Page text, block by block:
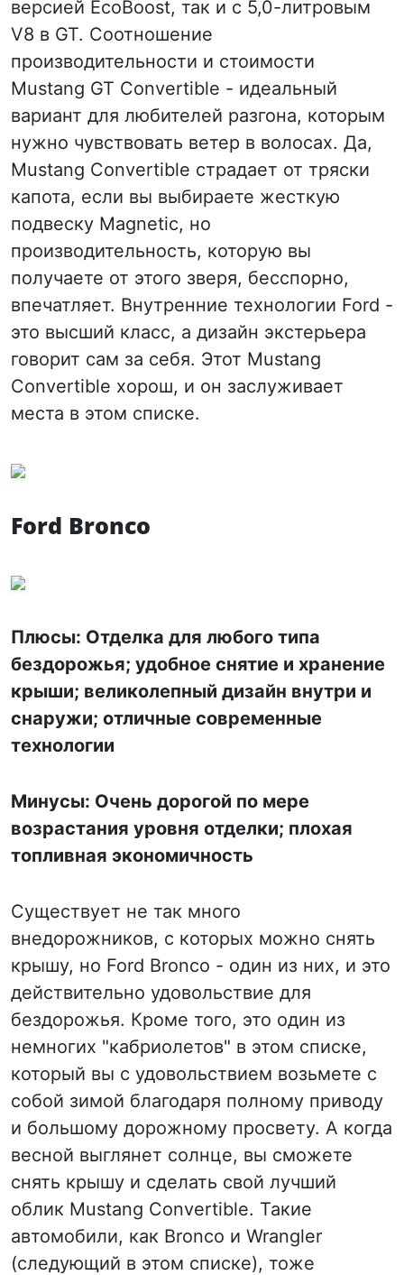
версией EcoBoost, так и с 5,0-литровым
V8 в GT. Соотношение
производительности и стоимости
Mustang GT Convertible - идеальный
вариант для любителей разгона, которым
нужно чувствовать ветер в волосах. Да,
Mustang Convertible страдает от тряски
капота, если вы выбираете жесткую
подвеску Magnetic, но
производительность, которую вы
получаете от этого зверя, бесспорно,
впечатляет. Внутренние технологии Ford -
это высший класс, а дизайн экстерьера
говорит сам за себя. Этот Mustang
Convertible хорош, и он заслуживает
места в этом списке.
Ford Bronco
Плюсы: Отделка для любого типа
бездорожья; удобное снятие и хранение
крыши; великолепный дизайн внутри и
снаружи; отличные современные
технологии
Минусы: Очень дорогой по мере
возрастания уровня отделки; плохая
топливная экономичность
Существует не так много
внедорожников, с которых можно снять
крышу, но Ford Bronco - один из них, и это
действительно удовольствие для
бездорожья. Кроме того, это один из
немногих "кабриолетов" в этом списке,
который вы с удовольствием возьмете с
собой зимой благодаря полному приводу
и большому дорожному просвету. А когда
весной выглянет солнце, вы сможете
снять крышу и сделать свой лучший
облик Mustang Convertible. Такие
автомобили, как Bronco и Wrangler
(следующий в этом списке), тоже